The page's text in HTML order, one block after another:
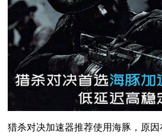
猎杀对决加速器推荐使用海豚，原